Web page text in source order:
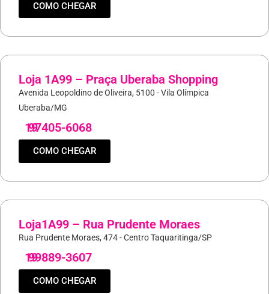
COMO CHEGAR
Loja 1A99 – Praça Uberaba Shopping
Avenida Leopoldino de Oliveira, 5100 - Vila Olímpica
Uberaba/MG
19
97405-6068
COMO CHEGAR
Loja1A99 – Rua Prudente Moraes
Rua Prudente Moraes, 474 - Centro Taquaritinga/SP
19
99889-3607
COMO CHEGAR